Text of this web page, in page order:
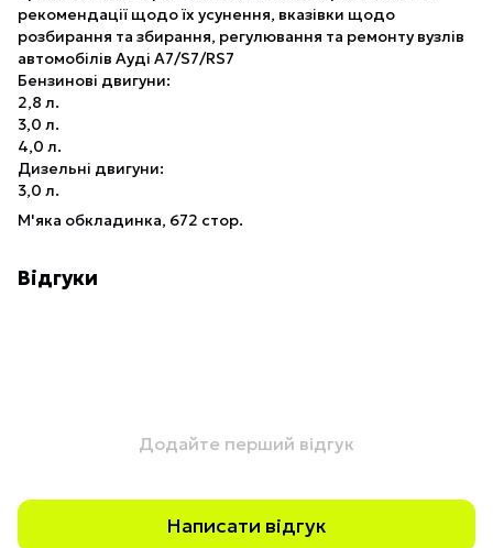
рекомендації щодо їх усунення, вказівки щодо
розбирання та збирання, регулювання та ремонту вузлів
автомобілів Ауді А7/S7/RS7
Бензинові двигуни:
2,8 л.
3,0 л.
4,0 л.
Дизельні двигуни:
3,0 л.
М'яка обкладинка, 672 стор.
Відгуки
Додайте перший відгук
Написати відгук